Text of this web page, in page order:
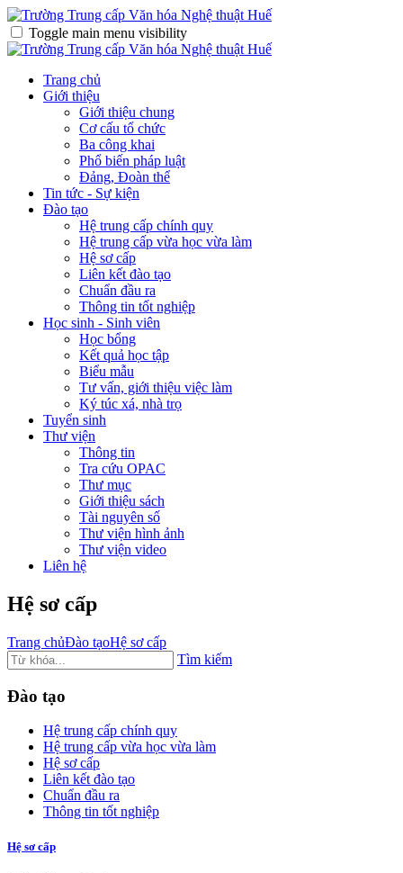
Toggle main menu visibility
Trang chủ
Giới thiệu
Giới thiệu chung
Cơ cấu tổ chức
Ba công khai
Phổ biến pháp luật
Đảng, Đoàn thể
Tin tức - Sự kiện
Đào tạo
Hệ trung cấp chính quy
Hệ trung cấp vừa học vừa làm
Hệ sơ cấp
Liên kết đào tạo
Chuẩn đầu ra
Thông tin tốt nghiệp
Học sinh - Sinh viên
Học bổng
Kết quả học tập
Biểu mẫu
Tư vấn, giới thiệu việc làm
Ký túc xá, nhà trọ
Tuyển sinh
Thư viện
Thông tin
Tra cứu OPAC
Thư mục
Giới thiệu sách
Tài nguyên số
Thư viện hình ảnh
Thư viện video
Liên hệ
Hệ sơ cấp
Trang chủĐào tạoHệ sơ cấp
Tìm kiếm
Đào tạo
Hệ trung cấp chính quy
Hệ trung cấp vừa học vừa làm
Hệ sơ cấp
Liên kết đào tạo
Chuẩn đầu ra
Thông tin tốt nghiệp
Hệ sơ cấp